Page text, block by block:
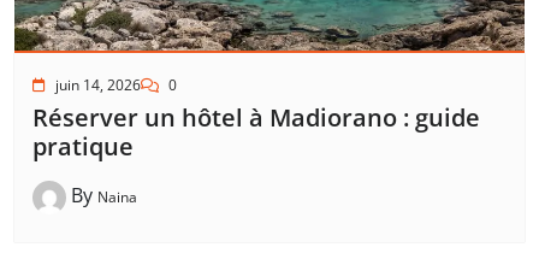
juin 14, 2026 0
Réserver un hôtel à Madiorano : guide
pratique
By Naina